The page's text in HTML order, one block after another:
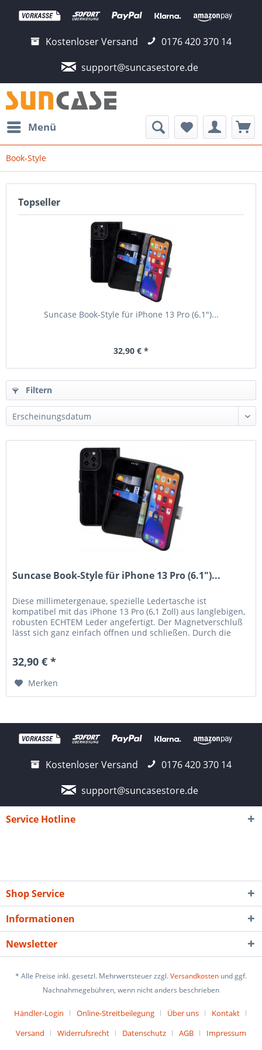
Kostenloser Versand
0176 420 370 14
support@suncasestore.de
Menü
Book-Style
Topseller
Suncase Book-Style für iPhone 13 Pro (6.1")...
32,90 € *
Filtern
Suncase Book-Style für iPhone 13 Pro (6.1")...
Diese millimetergenaue, spezielle Ledertasche ist
kompatibel mit das iPhone 13 Pro (6,1 Zoll) aus langlebigen,
robusten ECHTEM Leder angefertigt. Der Magnetverschluß
lässt sich ganz einfach öffnen und schließen. Durch die
32,90 € *
Merken
Kostenloser Versand
0176 420 370 14
support@suncasestore.de
Service Hotline
Shop Service
Informationen
Newsletter
* Alle Preise inkl. gesetzl. Mehrwertsteuer zzgl.Versandkosten und ggf.
Nachnahmegebühren, wenn nicht anders beschrieben
Händler-Login Online-Streitbeilegung Über uns
Kontakt
Versand
Widerrufsrecht Datenschutz AGB Impressum